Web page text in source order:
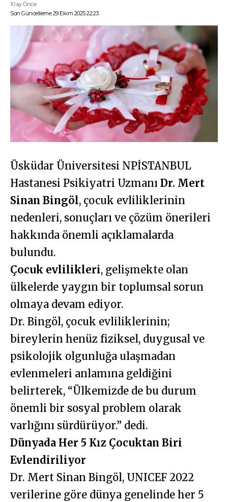
Son Güncelleme 29 Ekim 2025 22:23
10 ay Önce
Üsküdar Üniversitesi NPİSTANBUL
Hastanesi Psikiyatri Uzmanı Dr. Mert
Sinan Bingöl, çocuk evliliklerinin
nedenleri, sonuçları ve çözüm önerileri
hakkında önemli açıklamalarda
bulundu.
Çocuk evlilikleri, gelişmekte olan
ülkelerde yaygın bir toplumsal sorun
olmaya devam ediyor.
Dr. Bingöl, çocuk evliliklerinin;
bireylerin henüz fiziksel, duygusal ve
psikolojik olgunluğa ulaşmadan
evlenmeleri anlamına geldiğini
belirterek, “Ülkemizde de bu durum
önemli bir sosyal problem olarak
varlığını sürdürüyor.” dedi.
Dünyada Her 5 Kız Çocuktan Biri
Evlendiriliyor
Dr. Mert Sinan Bingöl, UNICEF 2022
verilerine göre dünya genelinde her 5